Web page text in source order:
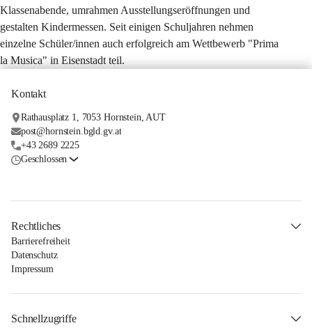
Klassenabende, umrahmen Ausstellungseröffnungen und
gestalten Kindermessen. Seit einigen Schuljahren nehmen
einzelne Schüler/innen auch erfolgreich am Wettbewerb "Prima
la Musica" in Eisenstadt teil.
Kontakt
Rathausplatz 1, 7053 Hornstein, AUT
post@hornstein.bgld.gv.at
+43 2689 2225
Geschlossen
Rechtliches
Barrierefreiheit
Datenschutz
Impressum
Schnellzugriffe